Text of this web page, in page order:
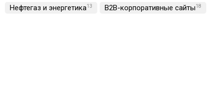
Нефтегаз и энергетика13 B2B-корпоративные сайты18